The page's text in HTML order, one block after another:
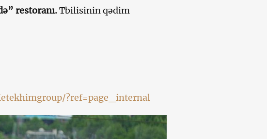
restoranı.Tbilisinin qədim
?ref=page_internal